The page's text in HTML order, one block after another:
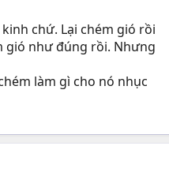
chứ. Lại chém gió rồi
gió như đúng rồi. Nhưng
làm gì cho nó nhục